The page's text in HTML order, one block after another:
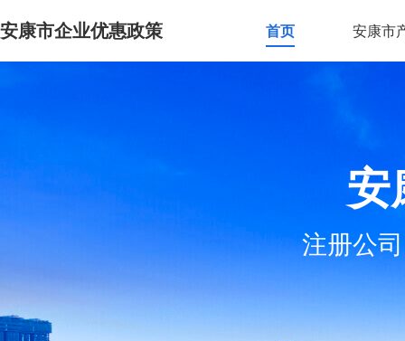
安康市企业优惠政策 首页 安康市
安
注册公